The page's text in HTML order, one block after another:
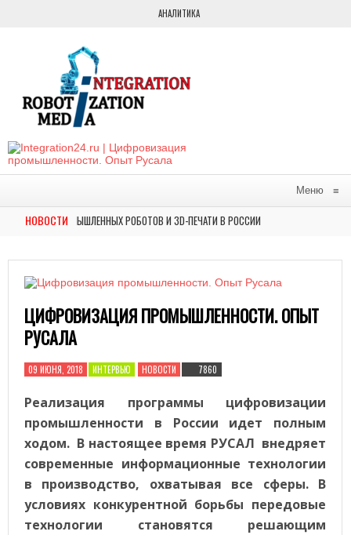
АНАЛИТИКА
Меню ≡
НОВОСТИ
ПРОМЫШЛЕННЫХ РОБОТОВ И 3D-ПЕЧАТИ В РОССИИ НОВОСТИ
ЦИФРОВИЗАЦИЯ ПРОМЫШЛЕННОСТИ. ОПЫТ
РУСАЛА
09 ИЮНЯ, 2018 ИНТЕРВЬЮ НОВОСТИ 7860
Реализация программы цифровизации
промышленности в России идет полным
ходом. В настоящее время РУCАЛ внедряет
современные информационные технологии
в производство, охватывая все сферы. В
условиях конкурентной борьбы передовые
технологии становятся решающим